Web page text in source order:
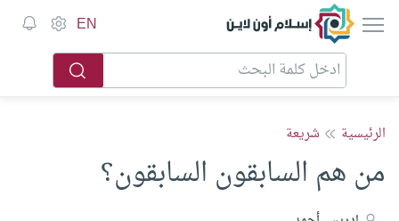
إسلام أون لاين EN
الرئيسية شريعة
من هم السابقون السابقون؟